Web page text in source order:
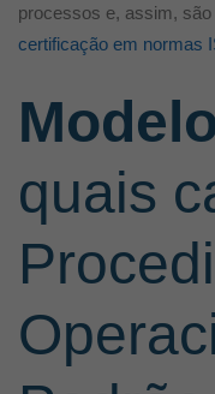
processos e, assim,
certificação em normas
quais